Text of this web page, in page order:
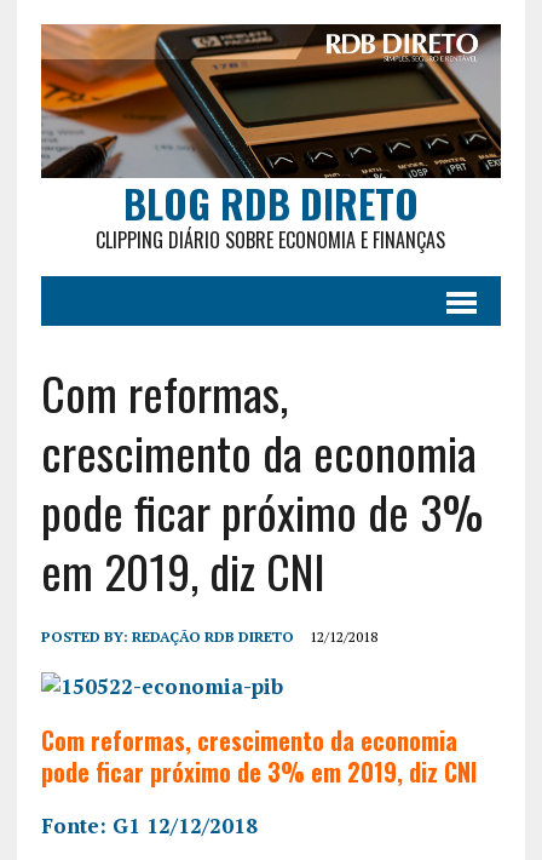
BLOG RDB DIRETO
CLIPPING DIÁRIO SOBRE ECONOMIA E FINANÇAS
Com reformas,
crescimento da economia
pode ficar próximo de 3%
em 2019, diz CNI
POSTED BY: REDAÇÃO RDB DIRETO 12/12/2018
Com reformas, crescimento da economia
pode ficar próximo de 3% em 2019, diz CNI
Fonte: G1 12/12/2018